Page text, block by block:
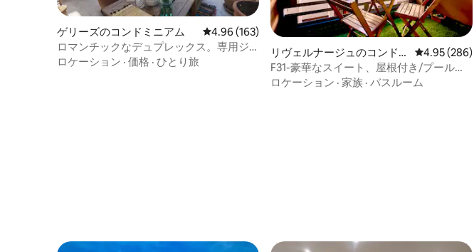
ゲリーズのコンドミニアム レビュー163件、5つ星中4.96つ星の平均評価
4.96 (163)
ロマンチックなデュプレックス。専用ジ
ャグジー。ゲリズ。
ロケーション · 価格 · ひとり旅
リヴェルナージュのコンドミ
ニアム
レビュー
4.95 (286)
F31-豪華なスイート、屋根付き/プール。
中心部に位置。
ロケーション · 家族 · バスルーム